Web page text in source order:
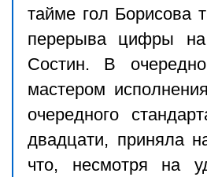
тайме гол Борисова
перерыва цифры на
Состин. В
мастером
очередного
двадцати, приняла
что, несмотря на